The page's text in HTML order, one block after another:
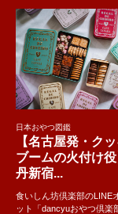
日本おやつ図鑑
【名古屋発・ク
ブームの火付け
丹新宿...
食いしん坊倶楽部のLINE
ット「dancyuおやつ倶楽